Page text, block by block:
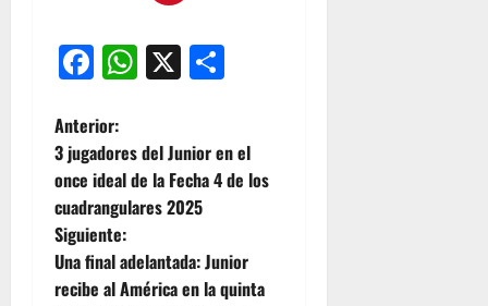
Facebook
WhatsApp
X
Anterior:
3 jugadores del Junior en el
once ideal de la Fecha 4 de los
cuadrangulares 2025
Siguiente:
Una final adelantada: Junior
recibe al América en la quinta